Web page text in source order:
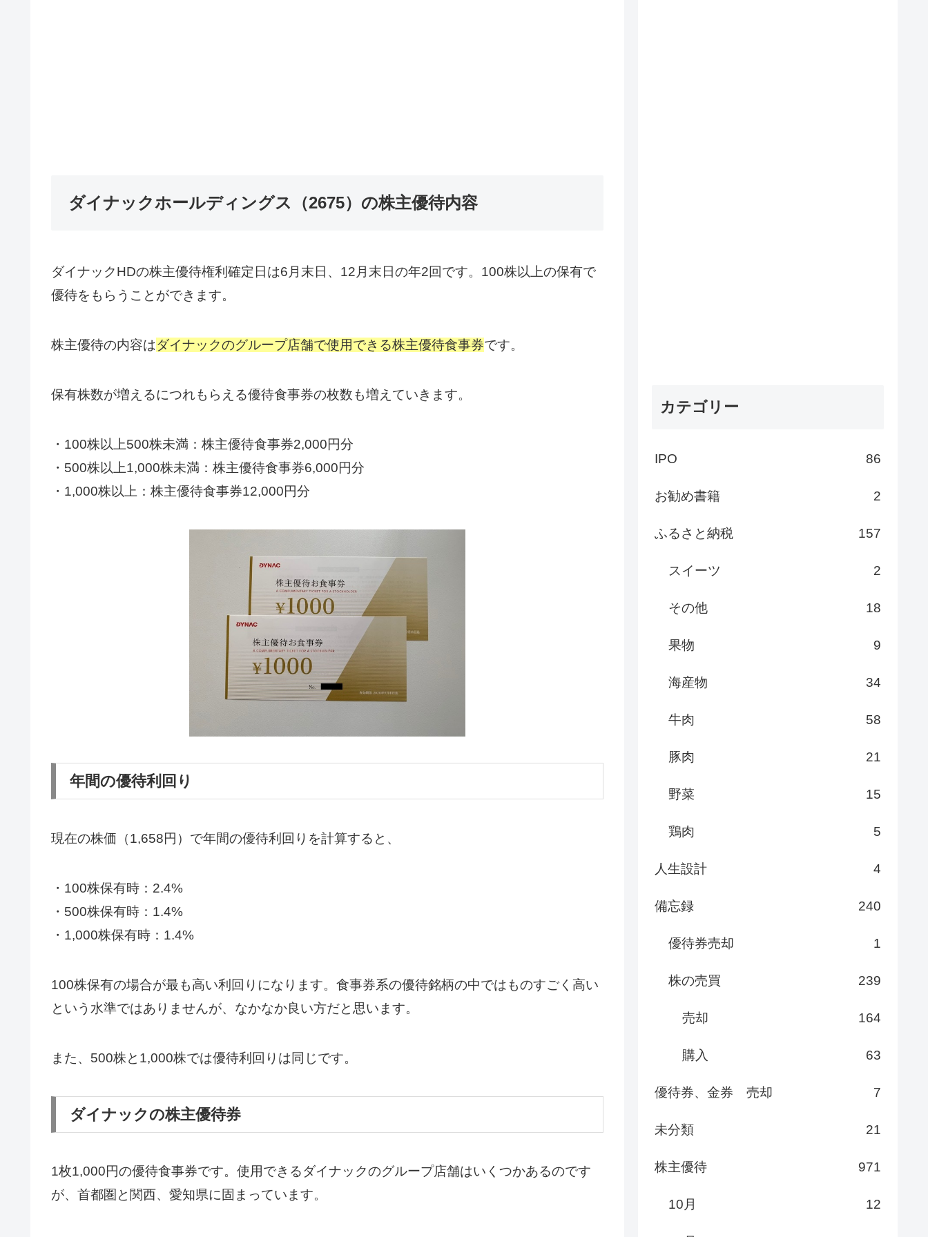
ダイナックホールディングス（2675）の株主優待内容
ダイナックHDの株主優待権利確定日は6月末日、12月末日の年2回です。100株以上の保有で
優待をもらうことができます。
株主優待の内容はダイナックのグループ店舗で使用できる株主優待食事券です。
保有株数が増えるにつれもらえる優待食事券の枚数も増えていきます。
・100株以上500株未満：株主優待食事券2,000円分
・500株以上1,000株未満：株主優待食事券6,000円分
・1,000株以上：株主優待食事券12,000円分
年間の優待利回り
現在の株価（1,658円）で年間の優待利回りを計算すると、
・100株保有時：2.4%
・500株保有時：1.4%
・1,000株保有時：1.4%
100株保有の場合が最も高い利回りになります。食事券系の優待銘柄の中ではものすごく高い
という水準ではありませんが、なかなか良い方だと思います。
また、500株と1,000株では優待利回りは同じです。
ダイナックの株主優待券
1枚1,000円の優待食事券です。使用できるダイナックのグループ店舗はいくつかあるのです
が、首都圏と関西、愛知県に固まっています。
カテゴリー
IPO 86
お勧め書籍 2
ふるさと納税 157
スイーツ 2
その他 18
果物 9
海産物 34
牛肉 58
豚肉 21
野菜 15
鶏肉 5
人生設計 4
備忘録 240
優待券売却 1
株の売買 239
売却 164
購入 63
優待券、金券 売却 7
未分類 21
株主優待 971
10月 12